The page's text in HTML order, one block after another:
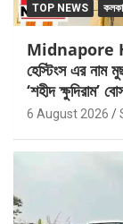
TOP NEWS
Midnapore
হেস্টিংস এর নাম
‘শহীদ ক্ষুদিরাম’
6 August 2026